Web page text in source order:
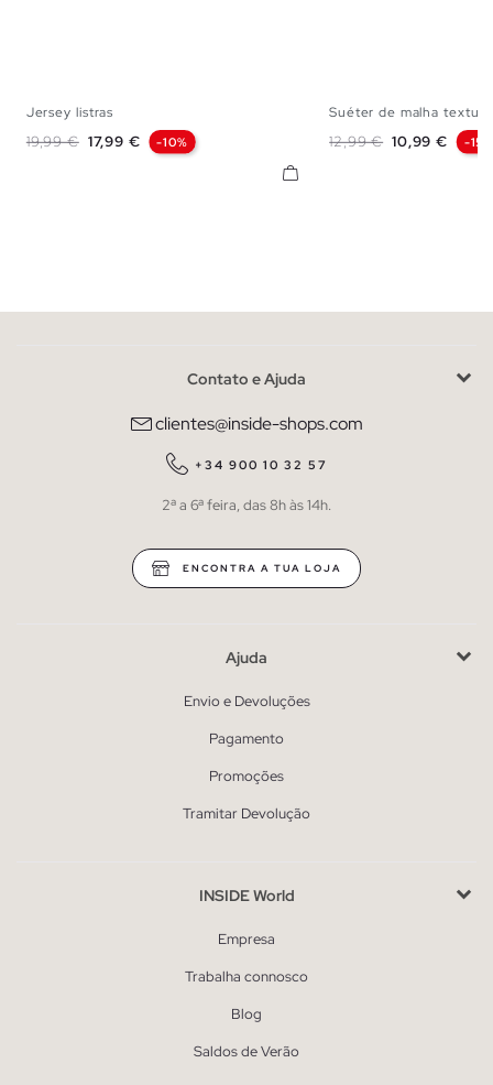
Jersey listras
Preço normal
19,99 € Preço
17,99 € -10%
Suéter de malha
Preço normal
12,99 € Preço
10,99 € -
Contato e Ajuda
clientes@inside-shops.com
+34 900 10 32 57
2ª a 6ª feira, das 8h às 14h.
ENCONTRA A TUA LOJA
Ajuda
Envio e Devoluções
Pagamento
Promoções
Tramitar Devolução
INSIDE World
Empresa
Trabalha connosco
Blog
Saldos de Verão